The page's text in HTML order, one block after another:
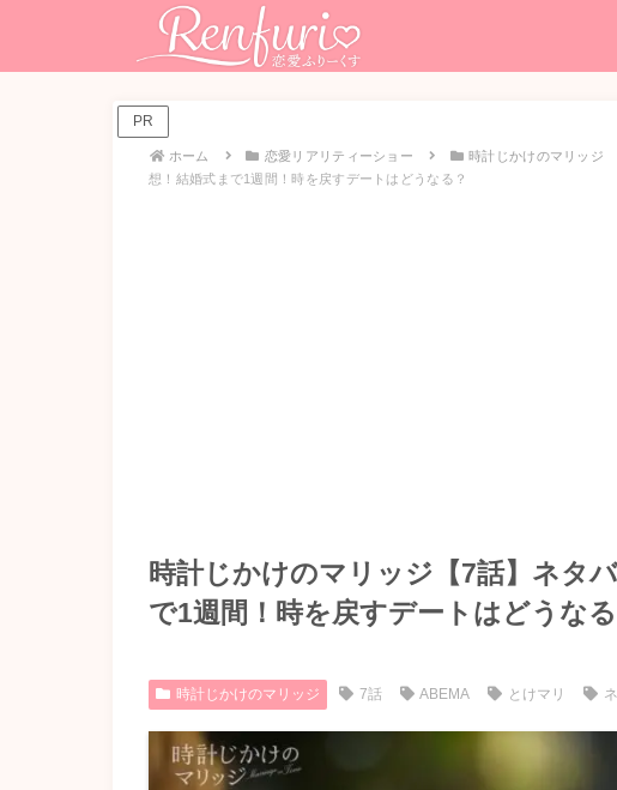
PR
ホーム 恋愛リアリティーショー 時計じかけのマリッジ
想！結婚式まで1週間！時を戻すデートはどうなる？
時計じかけのマリッジ【7話】ネタ
で1週間！時を戻すデートはどうなる
時計じかけのマリッジ 7話 ABEMA とけマリ